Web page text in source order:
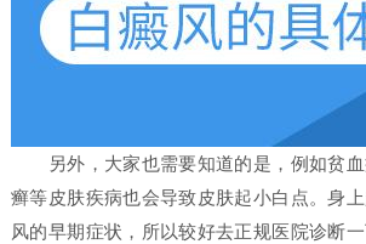
另外，大家也需要知道的是，例如贫血
癣等皮肤疾病也会导致皮肤起小白点。身
风的早期症状，所以较好去正规医院诊断